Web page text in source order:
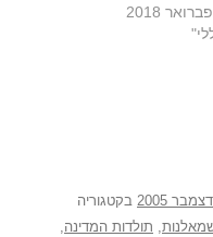
בקטגוריה
תולדות המדינה